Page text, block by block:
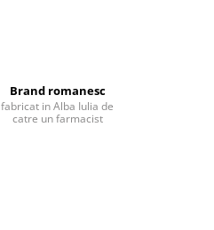
Brand romanesc
fabricat in Alba Iulia de
catre un farmacist